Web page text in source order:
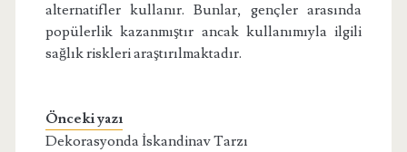
alternatifler kullanır. Bunlar, gençler arasında
popülerlik kazanmıştır ancak kullanımıyla ilgili
sağlık riskleri araştırılmaktadır.
Önceki yazı
Dekorasyonda İskandinav Tarzı